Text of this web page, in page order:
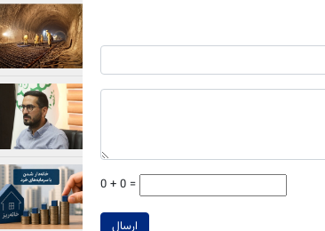
0 + 0 =
ارسال